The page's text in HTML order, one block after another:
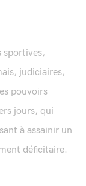
sportives,
judiciaires,
pouvoirs
jours, qui
à assainir un
déficitaire.